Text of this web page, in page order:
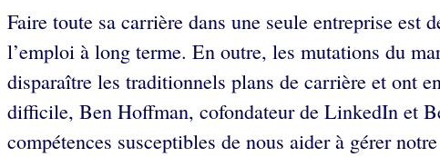
Faire toute sa carrière dans une seule entreprise est
l’emploi à long terme. En outre, les mutations du
disparaître les traditionnels plans de carrière et ont
difficile, Ben Hoffman, cofondateur de LinkedIn et
compétences susceptibles de nous aider à gérer